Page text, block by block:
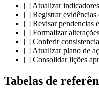
[ ] Atualizar
[ ] Registrar evidências
[ ] Revisar pendencias
[ ] Formalizar
[ ] Conferir
[ ] Atualizar plano de
[ ] Consolidar lições
Tabelas de